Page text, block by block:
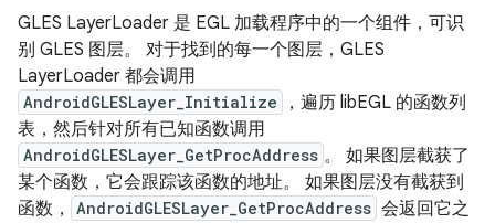
GLES LayerLoader 是 EGL 加载程序中的一个组件，可识
别 GLES 图层。 对于找到的每一个图层，GLES
LayerLoader 都会调用
AndroidGLESLayer_Initialize
，遍历 libEGL 的函数列
表，然后针对所有已知函数调用
AndroidGLESLayer_GetProcAddress 。 如果图层截获了
某个函数，它会跟踪该函数的地址。 如果图层没有截获到
函数，
AndroidGLESLayer_GetProcAddress 会返回它之